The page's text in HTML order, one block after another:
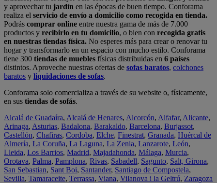
y aprovechar tu jardín en las épocas de buen tiempo. Conforama
realiza el servicio de envío a domicilio como recogida en tienda.
Podrás comprar online entre nuestra gama de más de 7.000
productos y recibirlo en tu domicilio, o bien con recogida gratis
en nuestras tiendas física. No esperes más para crear o renovar tu
hogar y transformarlo en un espacio con mucho estilo. Conforama
tiene 300 tiendas de muebles físicas distribuidas en 6 países
distintos. Aproveche nuestras ofertas de sofas baratos, colchones
baratos y liquidaciones de sofas.
Conforama solo comercializa a través de su website o, físicamente,
en sus tiendas de sofás.
Alcalá de Guadaíra, Alcalá de Henares, Alcorcón, Alfafar, Alicante,
Arinaga, Asturias, Badalona, Barakaldo, Barcelona, Burjassot,
Castellón, Chafiras, Cordoba, Elche, Finestrat, Granada, Huércal de
Almería, La Coruña, La Laguna, La Zenia, Lanzarote, León,
Lleida, Los Barrios, Madrid, Majadahonda, Málaga, Murcia,
Orotava, Palma, Pamplona, Rivas, Sabadell, Sagunto, Salt, Girona,
San Sebastian, Sant Boi, Santander, Santiago de Compostela,
Sevilla, Tamaraceite, Terrassa, Viana, Vilanova i la Geltrú, Zaragoza